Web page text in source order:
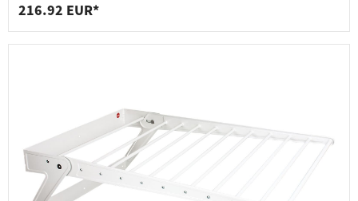
216.92 EUR*